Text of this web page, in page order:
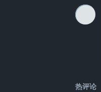
热评论